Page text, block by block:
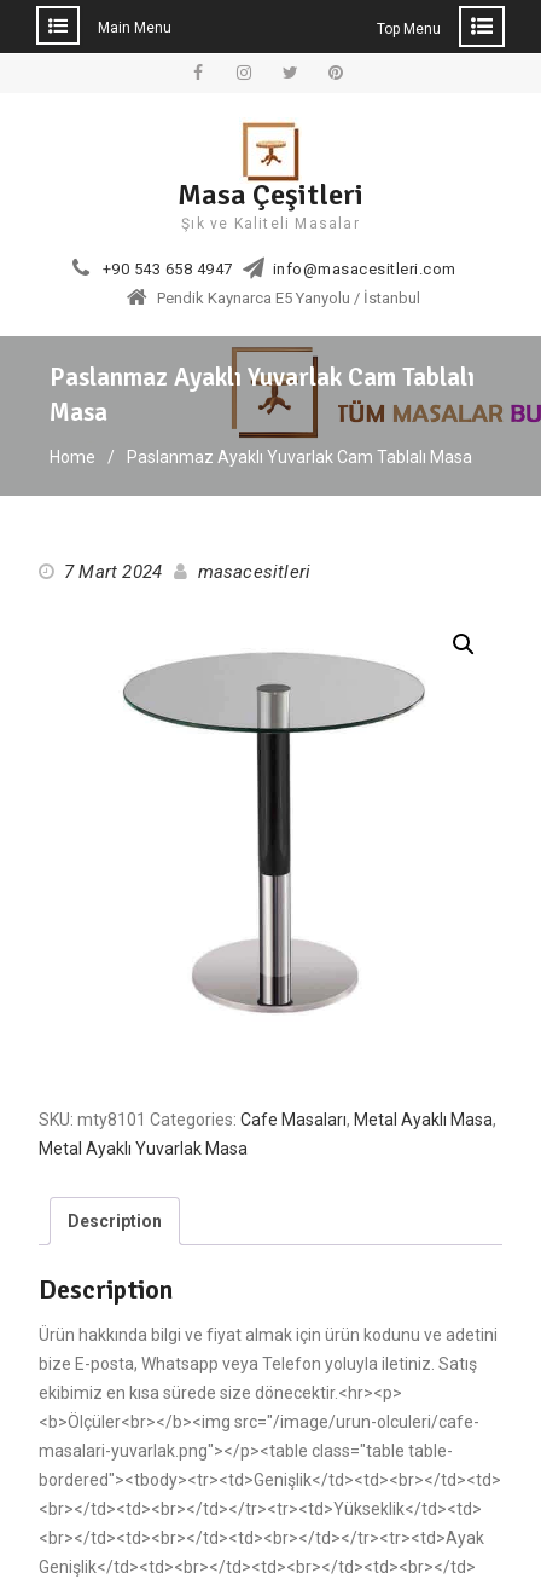
Main Menu Top Menu
Masa Çeşitleri
Şık ve Kaliteli Masalar
+90 543 658 4947
info@masacesitleri.com
Pendik Kaynarca E5 Yanyolu / İstanbul
Paslanmaz Ayaklı Yuvarlak Cam Tablalı
Masa
Home Paslanmaz Ayaklı Yuvarlak Cam Tablalı Masa
7 Mart 2024 masacesitleri
SKU: mty8101 Categories: Cafe Masaları, Metal Ayaklı Masa,
Metal Ayaklı Yuvarlak Masa
Description
Description
Ürün hakkında bilgi ve fiyat almak için ürün kodunu ve adetini
bize E-posta, Whatsapp veya Telefon yoluyla iletiniz. Satış
ekibimiz en kısa sürede size dönecektir.<hr><p>
<b>Ölçüler<br></b><img src="/image/urun-olculeri/cafe-
masalari-yuvarlak.png"></p><table class="table table-
bordered"><tbody><tr><td>Genişlik</td><td><br></td><td>
<br></td><td><br></td></tr><tr><td>Yükseklik</td><td>
<br></td><td><br></td><td><br></td></tr><tr><td>Ayak
Genişlik</td><td><br></td><td><br></td><td><br></td>